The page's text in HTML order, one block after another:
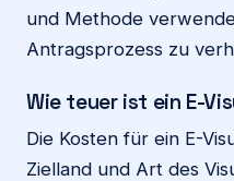
und Methode
Antragsprozess zu
Wie teuer ist ein E-
Die Kosten für ein E-
Zielland und Art des